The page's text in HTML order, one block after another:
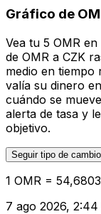
Gráfico de
Vea tu 5 OMR
de OMR a CZK
medio en tiempo
valía su dinero
cuándo se
alerta de tasa y
objetivo.
Seguir tipo de cambio
1 OMR =
7 ago 2026, 2:44